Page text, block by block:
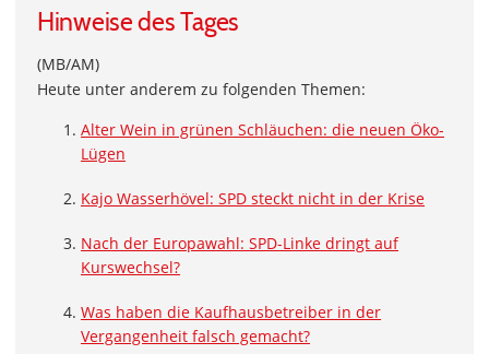
Hinweise des Tages
(MB/AM)
Heute unter anderem zu folgenden Themen:
Alter Wein in grünen Schläuchen: die neuen Öko-
Lügen
Kajo Wasserhövel: SPD steckt nicht in der Krise
Nach der Europawahl: SPD-Linke dringt auf
Kurswechsel?
Was haben die Kaufhausbetreiber in der
Vergangenheit falsch gemacht?